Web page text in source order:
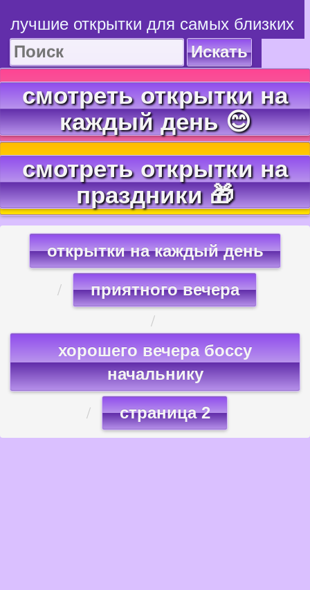
лучшие открытки для самых близких
Искать
смотреть открытки на
каждый день 😊
смотреть открытки на
праздники 🎁
открытки на каждый день
приятного вечера
хорошего вечера боссу
начальнику
страница 2